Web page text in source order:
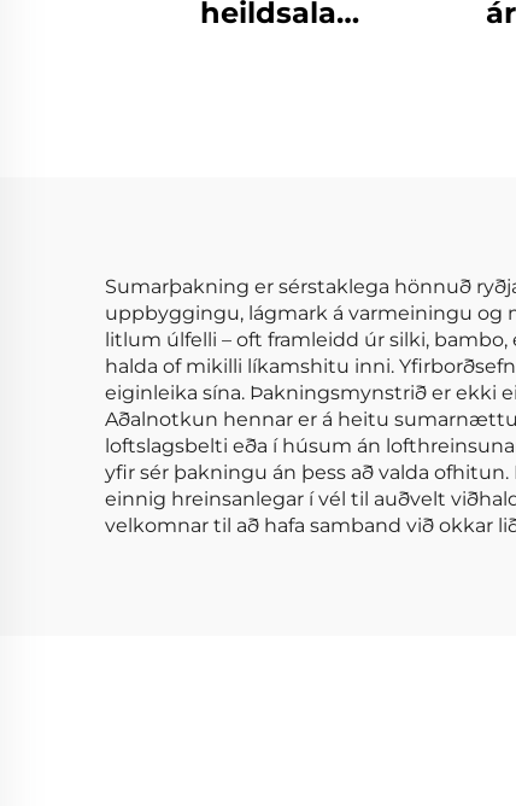
heildsala
Sumarþakning er sérstaklega hönnuð
uppbyggingu, lágmark á varmeiningu og
litlum úlfelli – oft framleidd úr silki,
halda of mikilli líkamshitu inni.
eiginleika sína. Þakningsmynstrið er ekki
Aðalnotkun hennar er á heitu
loftslagsbelti eða í húsum án
yfir sér þakningu án þess að valda
einnig hreinsanlegar í vél til auðvelt
velkomnar til að hafa samband við okkar